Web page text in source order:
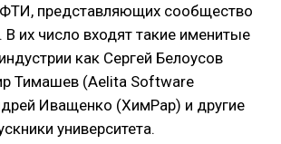
представляющих сообщество
. В их число входят такие именитые
как Сергей Белоусов
Тимашев (Aelita Software
Иващенко (ХимРар) и другие
университета.